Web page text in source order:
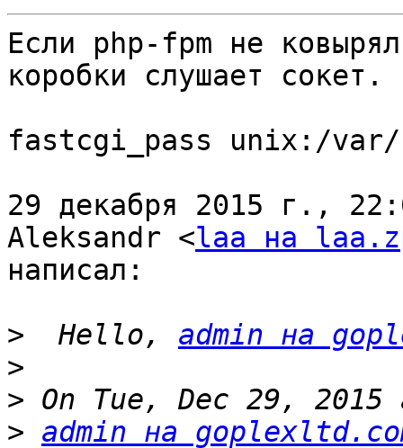
Если php-fpm не
коробки слушает сокет.
fastcgi_pass unix:/var/
29 декабря 2015 г.,
Aleksandr <laa на
написал:
>
  Hello,
admin на
>
>
> admin на